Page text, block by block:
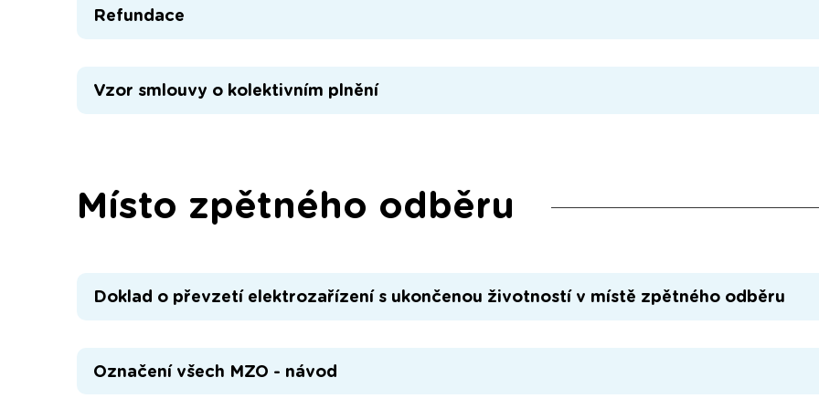
Refundace
Vzor smlouvy o kolektivním plnění
Místo zpětného odběru
Doklad o převzetí elektrozařízení s ukončenou životností v místě zpětného odběru
Označení všech MZO - návod